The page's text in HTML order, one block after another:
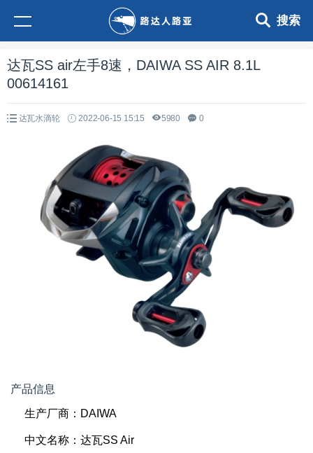
搜索
达瓦SS air左手8速，DAIWA SS AIR 8.1L
00614161
达瓦水滴轮 2022-06-15 15:15 5980 0
产品信息
生产厂商：DAIWA
中文名称：达瓦SS Air